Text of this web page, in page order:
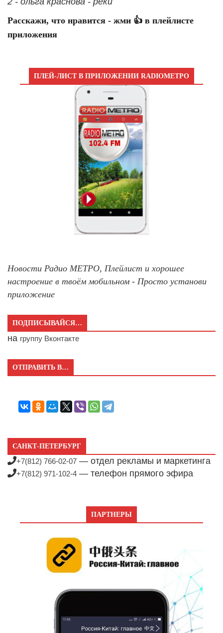
Расскажи, что нравится - жми 👍 в плейлисте
приложения
ПЛЕЙ-ЛИСТ В ПРИЛОЖЕНИИ RADIOМЕТРО
Новости Радио МЕТРО, Плейлист и хорошее
настроение в твоём мобильном - Просто установи
приложение
ПОДПИСЫВАЙСЯ…
на группу Вконтакте
ОТПРАВИТЬ В…
САНКТ-ПЕТЕРБУРГ
+7(812) 766-02-07 — отдел рекламы и маркетинга
+7(812) 971-102-4 — телефон прямого эфира
ПАРТНЕРЫ